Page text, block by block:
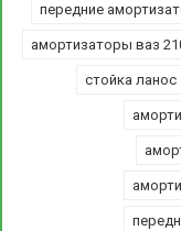
передние
амортизаторы ваз
стойка ланос